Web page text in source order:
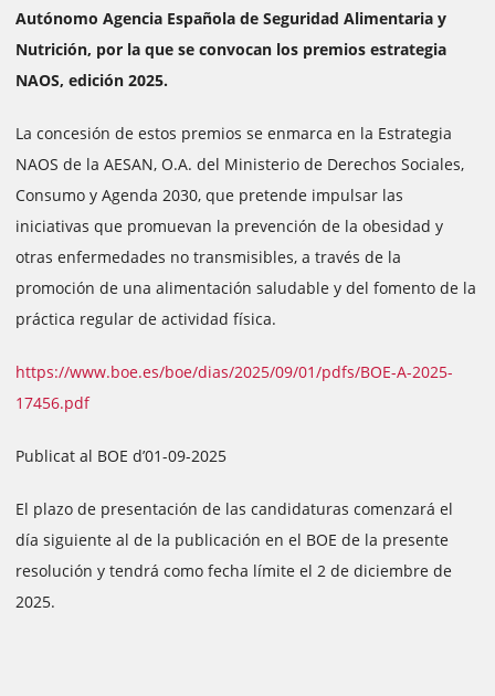
Autónomo Agencia Española de Seguridad Alimentaria y
Nutrición, por la que se convocan los premios estrategia
NAOS, edición 2025.
La concesión de estos premios se enmarca en la Estrategia
NAOS de la AESAN, O.A. del Ministerio de Derechos Sociales,
Consumo y Agenda 2030, que pretende impulsar las
iniciativas que promuevan la prevención de la obesidad y
otras enfermedades no transmisibles, a través de la
promoción de una alimentación saludable y del fomento de la
práctica regular de actividad física.
https://www.boe.es/boe/dias/2025/09/01/pdfs/BOE-A-2025-
17456.pdf
Publicat al BOE d’01-09-2025
El plazo de presentación de las candidaturas comenzará el
día siguiente al de la publicación en el BOE de la presente
resolución y tendrá como fecha límite el 2 de diciembre de
2025.